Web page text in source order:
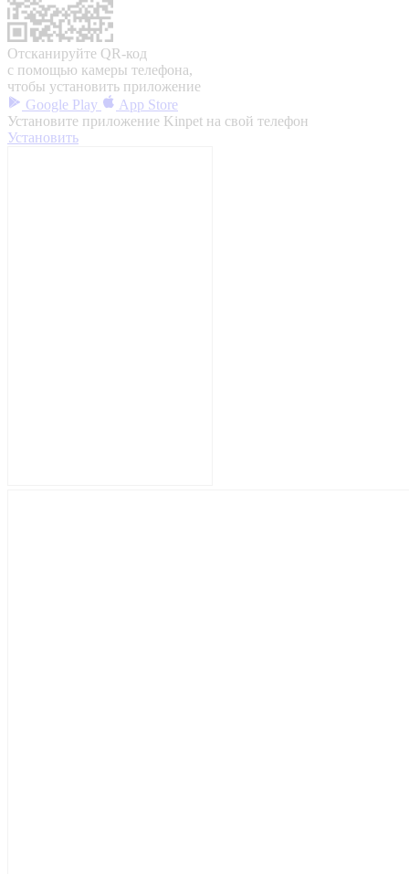
Отсканируйте QR-код
с помощью камеры телефона,
чтобы установить приложение
Google Play
App Store
Установите приложение Kinpet на свой телефон
Установить